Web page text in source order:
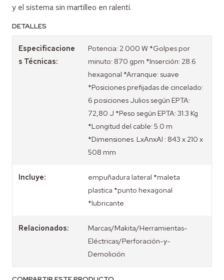
y el sistema sin martilleo en ralentí.
DETALLES
Especificacione
s Técnicas:
Potencia: 2.000 W *Golpes por
minuto: 870 gpm *Inserción: 28.6
hexagonal *Arranque: suave
*Posiciones prefijadas de cincelado:
6 posiciones Julios según EPTA:
72,80 J *Peso según EPTA: 31.3 Kg
*Longitud del cable: 5.0 m
*Dimensiones. LxAnxAl : 843 x 210 x
508 mm
Incluye:
empuñadura lateral *maleta
plastica *punto hexagonal
*lubricante
Relacionados:
Marcas/Makita/Herramientas-
Eléctricas/Perforación-y-
Demolición